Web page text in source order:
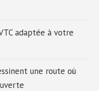
adaptée à votre
une route où